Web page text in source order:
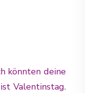
könnten deine
Valentinstag.